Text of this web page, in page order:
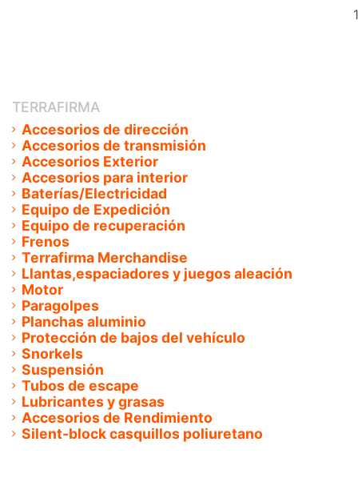
TERRAFIRMA
Accesorios de dirección
Accesorios de transmisión
Accesorios Exterior
Accesorios para interior
Baterías/Electricidad
Equipo de Expedición
Equipo de recuperación
Frenos
Terrafirma Merchandise
Llantas,espaciadores y juegos aleación
Motor
Paragolpes
Planchas aluminio
Protección de bajos del vehículo
Snorkels
Suspensión
Tubos de escape
Lubricantes y grasas
Accesorios de Rendimiento
Silent-block casquillos poliuretano